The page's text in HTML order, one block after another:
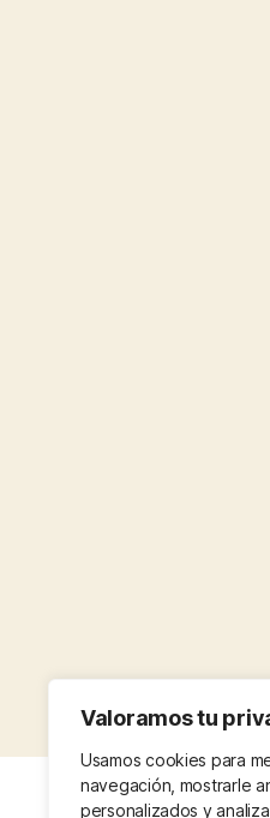
Valoramos tu
Usamos cookies para
navegación, mostrarle
personalizados y